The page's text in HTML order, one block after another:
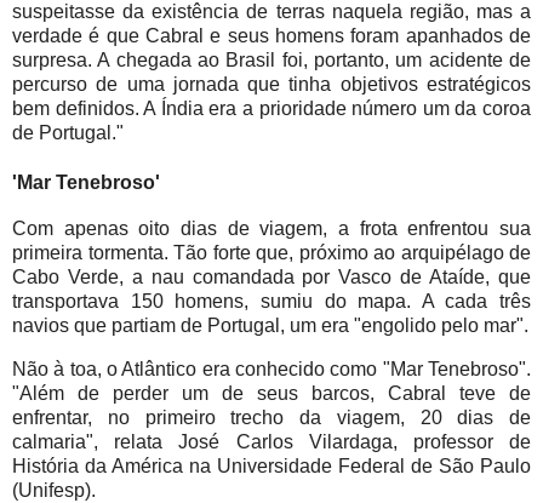
suspeitasse da existência de terras naquela região, mas a
verdade é que Cabral e seus homens foram apanhados de
surpresa. A chegada ao Brasil foi, portanto, um acidente de
percurso de uma jornada que tinha objetivos estratégicos
bem definidos. A Índia era a prioridade número um da coroa
de Portugal."
'Mar Tenebroso'
Com apenas oito dias de viagem, a frota enfrentou sua
primeira tormenta. Tão forte que, próximo ao arquipélago de
Cabo Verde, a nau comandada por Vasco de Ataíde, que
transportava 150 homens, sumiu do mapa. A cada três
navios que partiam de Portugal, um era "engolido pelo mar".
Não à toa, o Atlântico era conhecido como "Mar Tenebroso".
"Além de perder um de seus barcos, Cabral teve de
enfrentar, no primeiro trecho da viagem, 20 dias de
calmaria", relata José Carlos Vilardaga, professor de
História da América na Universidade Federal de São Paulo
(Unifesp).